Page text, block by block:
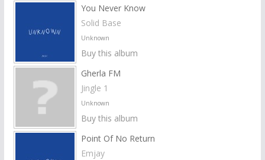
You Never Know
Solid Base
Unknown
Buy this album
Gherla FM
Jingle 1
Unknown
Buy this album
Point Of No Return
Emjay